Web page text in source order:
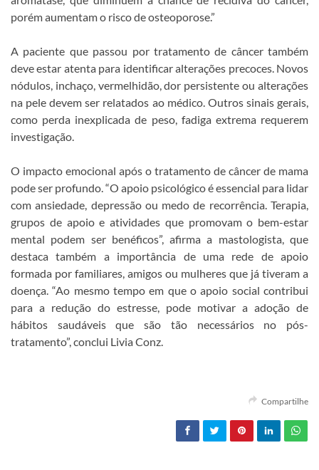
porém aumentam o risco de osteoporose.”
A paciente que passou por tratamento de câncer também
deve estar atenta para identificar alterações precoces. Novos
nódulos, inchaço, vermelhidão, dor persistente ou alterações
na pele devem ser relatados ao médico. Outros sinais gerais,
como perda inexplicada de peso, fadiga extrema requerem
investigação.
O impacto emocional após o tratamento de câncer de mama
pode ser profundo. “O apoio psicológico é essencial para lidar
com ansiedade, depressão ou medo de recorrência. Terapia,
grupos de apoio e atividades que promovam o bem-estar
mental podem ser benéficos”, afirma a mastologista, que
destaca também a importância de uma rede de apoio
formada por familiares, amigos ou mulheres que já tiveram a
doença. “Ao mesmo tempo em que o apoio social contribui
para a redução do estresse, pode motivar a adoção de
hábitos saudáveis que são tão necessários no pós-
tratamento”, conclui Livia Conz.
Compartilhe